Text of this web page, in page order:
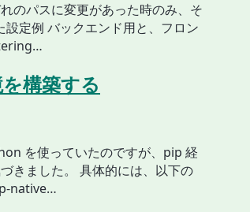
のパスに変更があった時のみ、そ
定例 バックエンド用と、フロン
構築する
を使っていたのですが、pip 経
きました。 具体的には、以下の
native…